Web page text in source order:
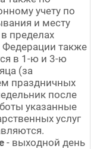
учету по
и месту
пределах
Федерации также
в 1-ю и 3-ю
(за
праздничных
после
указанные
услуг
- выходной день